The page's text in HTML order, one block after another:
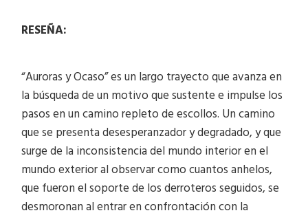
RESEÑA:
“Auroras y Ocaso” es un largo trayecto que avanza en
la búsqueda de un motivo que sustente e impulse los
pasos en un camino repleto de escollos. Un camino
que se presenta desesperanzador y degradado, y que
surge de la inconsistencia del mundo interior en el
mundo exterior al observar como cuantos anhelos,
que fueron el soporte de los derroteros seguidos, se
desmoronan al entrar en confrontación con la